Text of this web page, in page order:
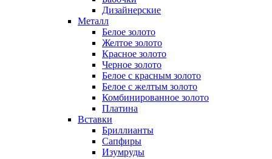
Дизайнерские
Металл
Белое золото
Желтое золото
Красное золото
Черное золото
Белое с красным золото
Белое с желтым золото
Комбинированное золото
Платина
Вставки
Бриллианты
Сапфиры
Изумруды